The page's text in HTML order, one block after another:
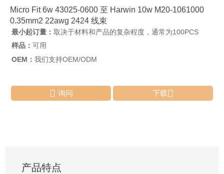
Micro Fit 6w 43025-0600 至 Harwin 10w M20-1061000
0.35mm2 22awg 2424 线束
最小起订量： 取决于材料和产品的复杂程度，通常为100PCS
样品： 可用
OEM： 我们支持OEM/ODM
 询问 下载
产品特点